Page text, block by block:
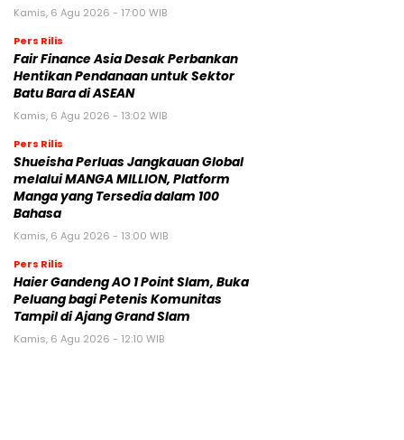
Kamis, 6 Agu 2026 - 17:00 WIB
Pers Rilis
Fair Finance Asia Desak Perbankan
Hentikan Pendanaan untuk Sektor
Batu Bara di ASEAN
Kamis, 6 Agu 2026 - 13:02 WIB
Pers Rilis
Shueisha Perluas Jangkauan Global
melalui MANGA MILLION, Platform
Manga yang Tersedia dalam 100
Bahasa
Kamis, 6 Agu 2026 - 13:00 WIB
Pers Rilis
Haier Gandeng AO 1 Point Slam, Buka
Peluang bagi Petenis Komunitas
Tampil di Ajang Grand Slam
Kamis, 6 Agu 2026 - 12:10 WIB